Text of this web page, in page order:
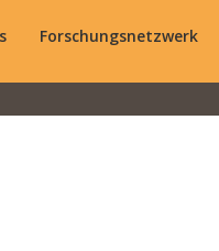
Forschungsnetzwerk